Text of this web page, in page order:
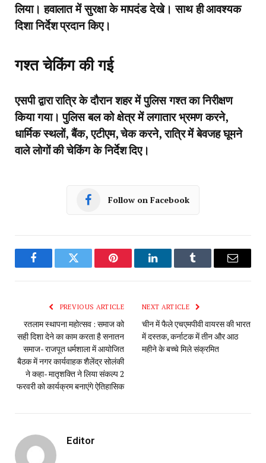
लिया। हवालात में सुरक्षा के मापदंड देखे। साथ ही आवश्यक
दिशा निर्देश प्रदान किए।
गश्त चेकिंग की गई
एसपी द्वारा रात्रि के दौरान शहर में पुलिस गश्त का निरीक्षण
किया गया। पुलिस बल को क्षेत्र में लगातार भ्रमण करने,
धार्मिक स्थलों, बैंक, एटीएम, चेक करने, रात्रि में बेवजह घूमने
वाले लोगों की चेकिंग के निर्देश दिए।
Follow on Facebook
FacebookTwitter Pinterest LinkedInTumblr Email
PREVIOUS ARTICLE
रतलाम स्थापना महोत्सव : समाज को
सही दिशा देने का काम करता है सनातन
समाज- राजपूत धर्मशाला में आयोजित
बैठक में नगर कार्यवाहक शैलेंद्र सोलंकी
ने कहा- मातृशक्ति ने लिया संकल्प 2
फरवरी को कार्यक्रम बनाएंगे ऐतिहासिक
NEXT ARTICLE
चीन में फैले एचएमपीवी वायरस की भारत
में दस्तक, कर्नाटक में तीन और आठ
महीने के बच्चे मिले संक्रमित
Editor